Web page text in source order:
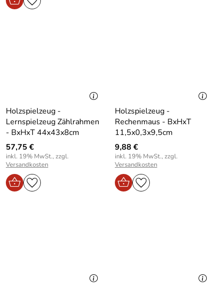
Holzspielzeug -
Lernspielzeug Zählrahmen
- BxHxT 44x43x8cm
57,75 €
inkl. 19% MwSt., zzgl.
Versandkosten
Holzspielzeug -
Rechenmaus - BxHxT
11,5x0,3x9,5cm
9,88 €
inkl. 19% MwSt., zzgl.
Versandkosten